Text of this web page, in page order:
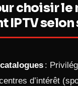
choisir le
IPTV
:
d’intérêt